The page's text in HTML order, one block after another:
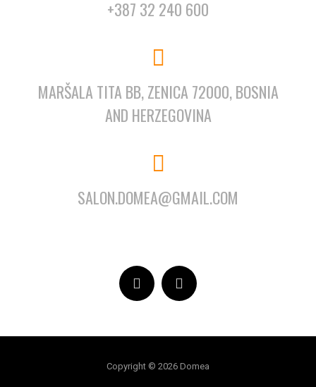
+387 32 240 600
MARŠALA TITA BB, ZENICA 72000, BOSNIA
AND HERZEGOVINA
SALON.DOMEA@GMAIL.COM
Copyright © 2026 Domea